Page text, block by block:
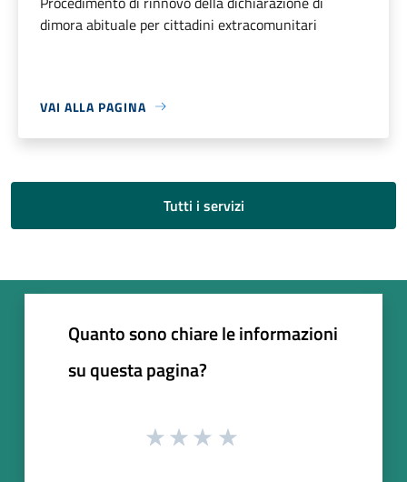
dimora abituale per cittadini extracomunitari
VAI ALLA PAGINA
Tutti i servizi
Quanto sono chiare le informazioni
su questa pagina?